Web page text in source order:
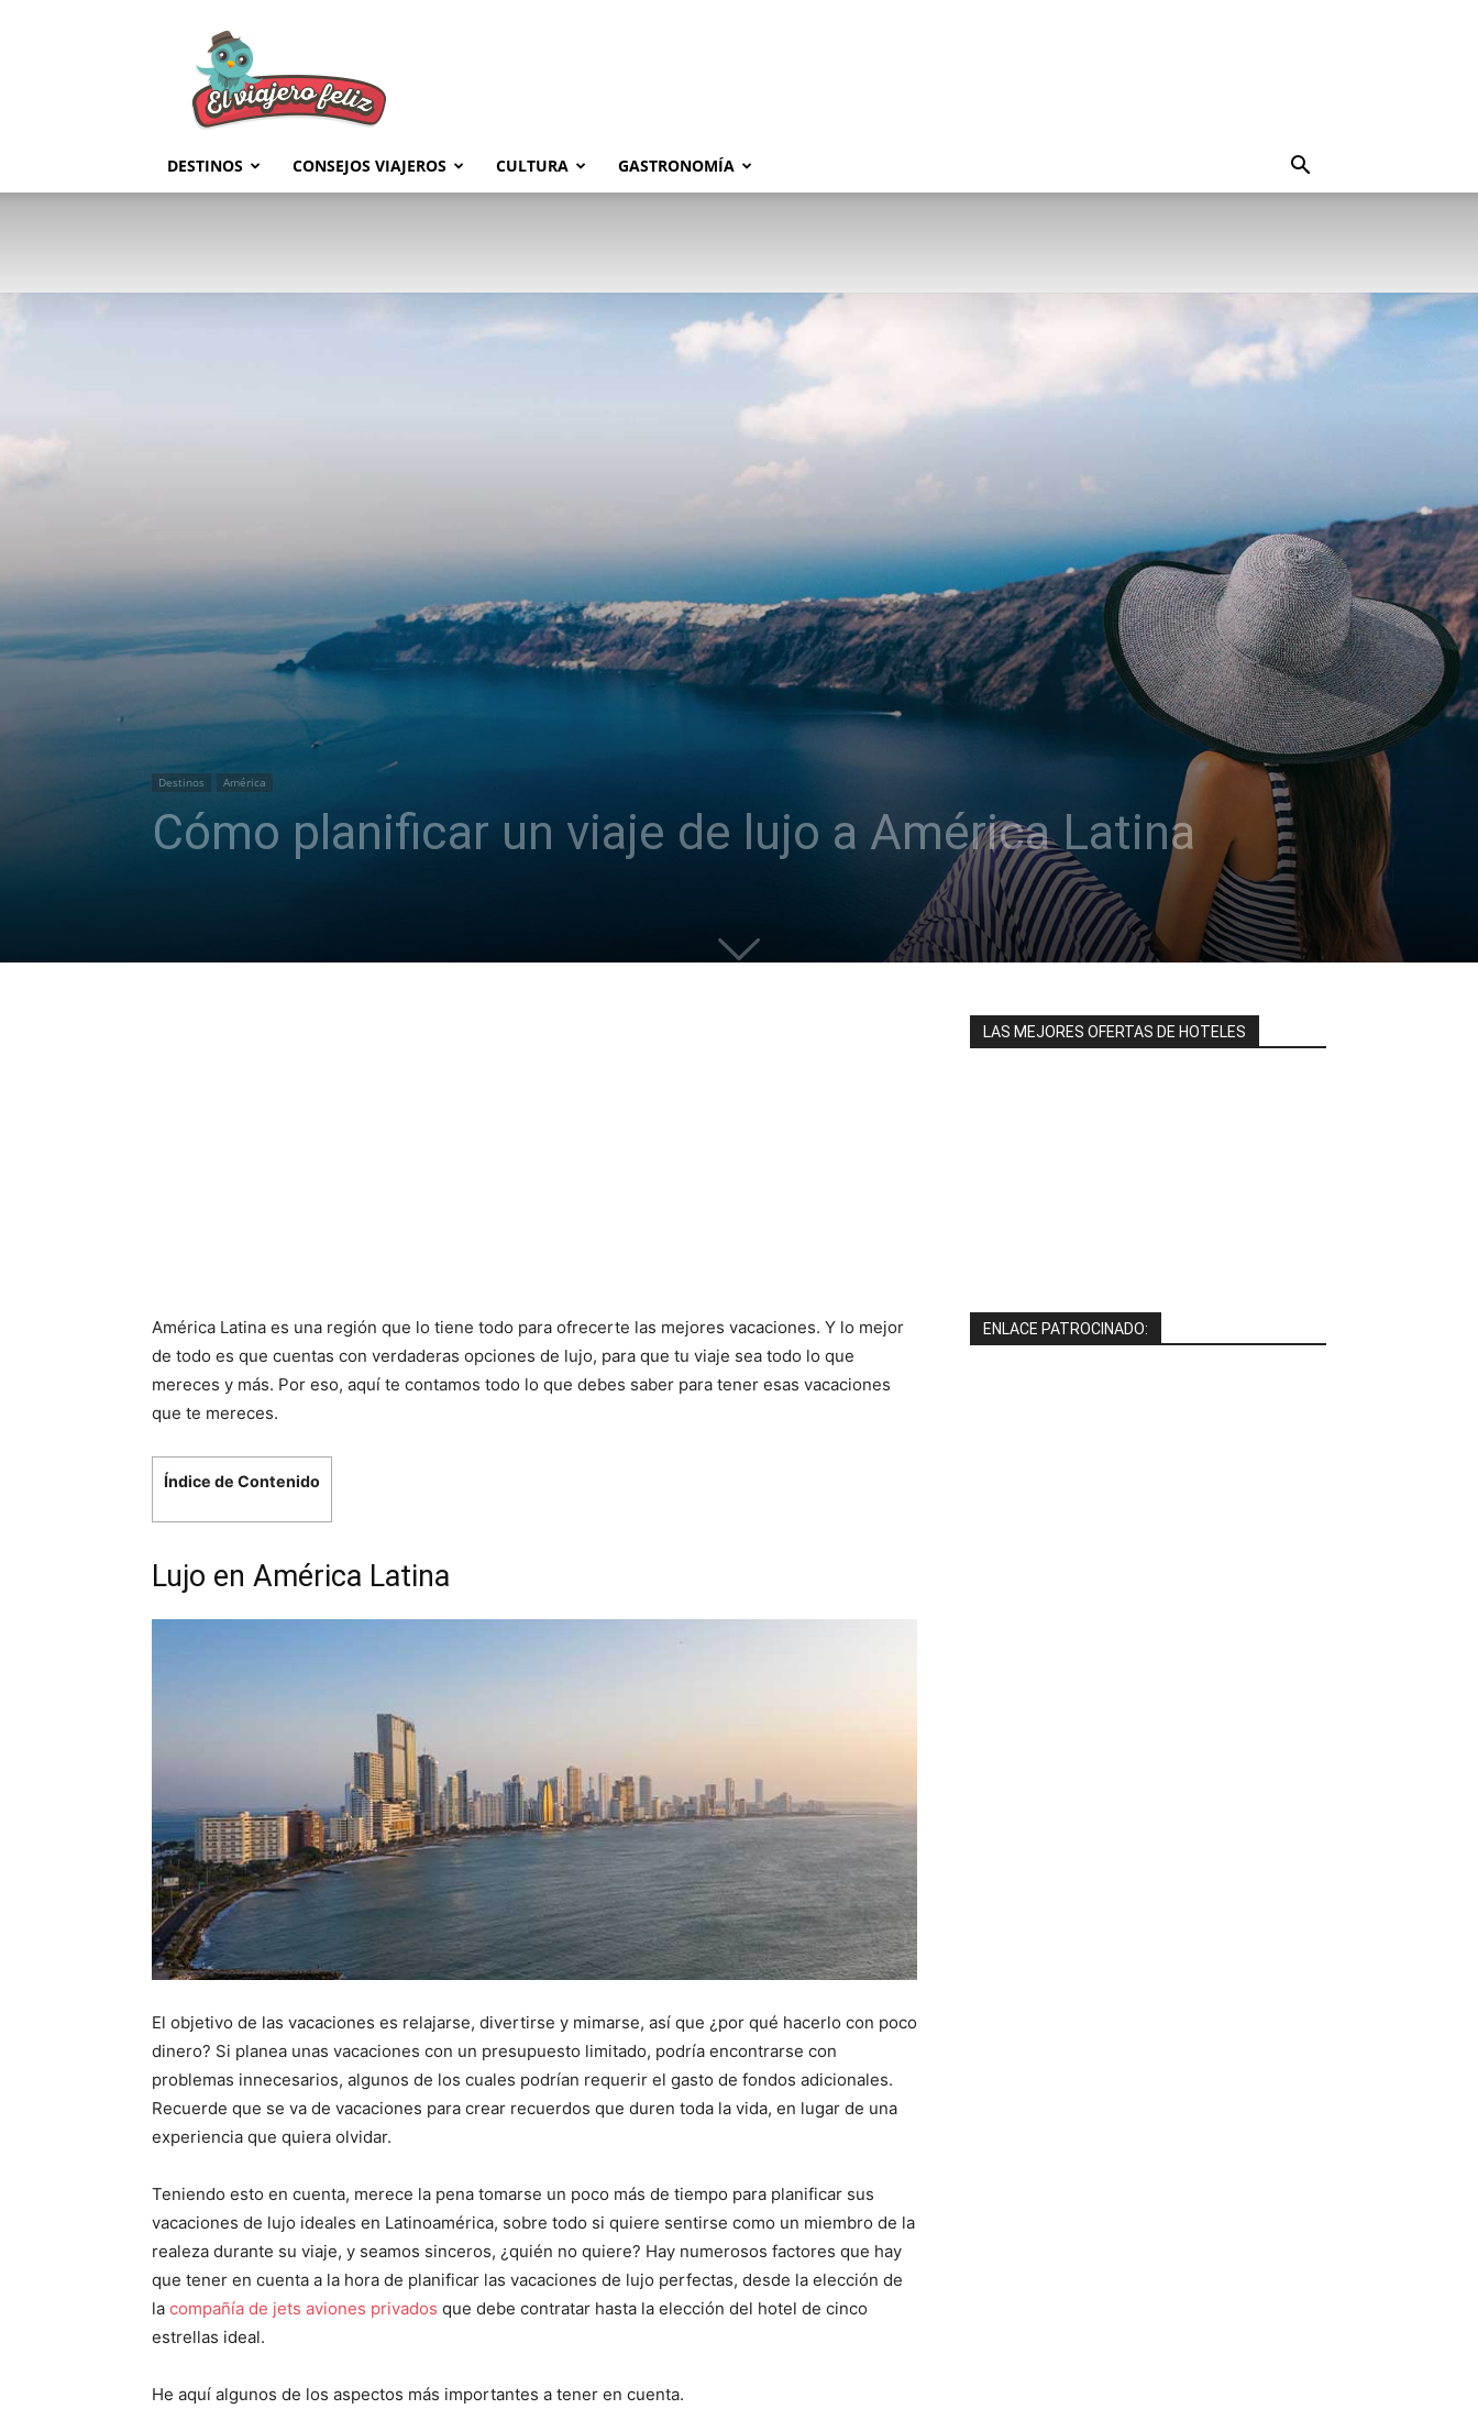
Feliz
DESTINOS CONSEJOS VIAJEROS CULTURA GASTRONOMÍA
Destinos América
Cómo planificar un viaje de lujo a América Latina
América Latina es una región que lo tiene todo para ofrecerte las mejores vacaciones. Y lo mejor
de todo es que cuentas con verdaderas opciones de lujo, para que tu viaje sea todo lo que
mereces y más. Por eso, aquí te contamos todo lo que debes saber para tener esas vacaciones
que te mereces.
Índice de Contenido
Lujo en América Latina
El objetivo de las vacaciones es relajarse, divertirse y mimarse, así que ¿por qué hacerlo con poco
dinero? Si planea unas vacaciones con un presupuesto limitado, podría encontrarse con
problemas innecesarios, algunos de los cuales podrían requerir el gasto de fondos adicionales.
Recuerde que se va de vacaciones para crear recuerdos que duren toda la vida, en lugar de una
experiencia que quiera olvidar.
Teniendo esto en cuenta, merece la pena tomarse un poco más de tiempo para planificar sus
vacaciones de lujo ideales en Latinoamérica, sobre todo si quiere sentirse como un miembro de la
realeza durante su viaje, y seamos sinceros, ¿quién no quiere? Hay numerosos factores que hay
que tener en cuenta a la hora de planificar las vacaciones de lujo perfectas, desde la elección de
la compañía de jets aviones privados que debe contratar hasta la elección del hotel de cinco
estrellas ideal.
He aquí algunos de los aspectos más importantes a tener en cuenta.
LAS MEJORES OFERTAS DE HOTELES
ENLACE PATROCINADO: